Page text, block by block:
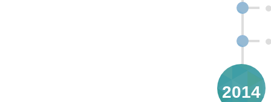
2014